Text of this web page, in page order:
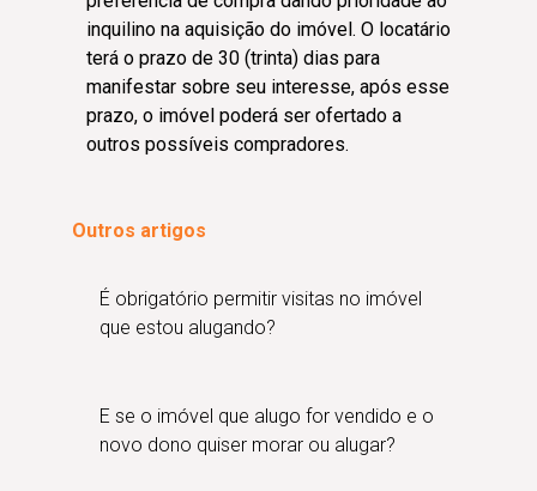
Outros artigos
É obrigatório permitir visitas no imóvel
que estou alugando?
E se o imóvel que alugo for vendido e o
novo dono quiser morar ou alugar?
inquilino na aquisição do imóvel. O locatário
terá o prazo de 30 (trinta) dias para
manifestar sobre seu interesse, após esse
prazo, o imóvel poderá ser ofertado a
outros possíveis compradores.